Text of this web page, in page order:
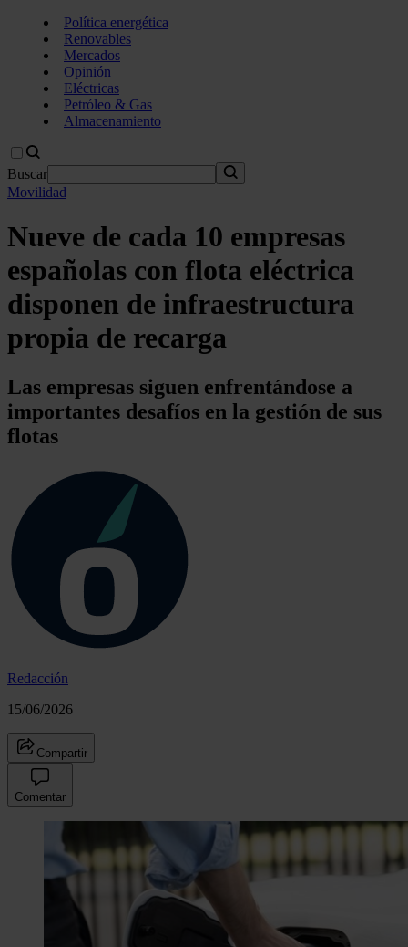
Política energética
Renovables
Mercados
Opinión
Eléctricas
Petróleo & Gas
Almacenamiento
Buscar
Movilidad
Nueve de cada 10 empresas
españolas con flota eléctrica
disponen de infraestructura
propia de recarga
Las empresas siguen enfrentándose a
importantes desafíos en la gestión de sus
flotas
Redacción
15/06/2026
Compartir
Comentar